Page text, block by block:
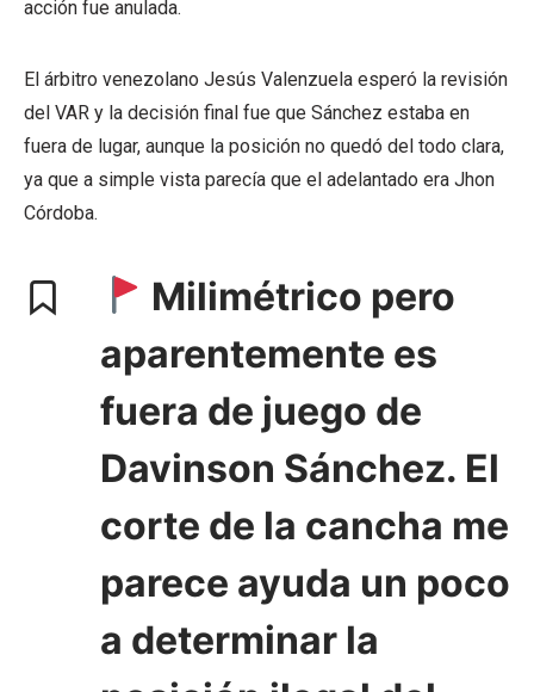
acción fue anulada.
El árbitro venezolano Jesús Valenzuela esperó la revisión
del VAR y la decisión final fue que Sánchez estaba en
fuera de lugar, aunque la posición no quedó del todo clara,
ya que a simple vista parecía que el adelantado era Jhon
Córdoba.
Milimétrico pero
aparentemente es
fuera de juego de
Davinson Sánchez. El
corte de la cancha me
parece ayuda un poco
a determinar la